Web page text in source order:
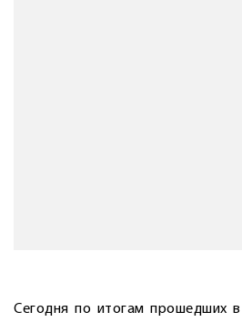
Сегодня по итогам прошедших